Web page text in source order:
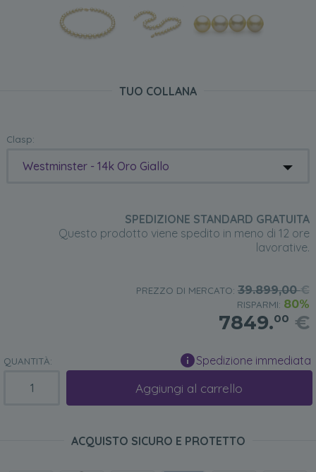
TUO COLLANA
Clasp:
Westminster - 14k Oro Giallo
SPEDIZIONE STANDARD GRATUITA
Questo prodotto viene spedito in meno di 12 ore
lavorative.
PREZZO DI MERCATO: 39.899,00€
RISPARMI: 80%
7849.00 €
QUANTITÀ: Spedizione immediata
Aggiungi al carrello
ACQUISTO SICURO E PROTETTO